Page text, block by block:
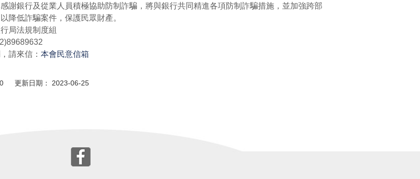
謝銀行及從業人員積極協助防制詐騙，將與銀行共同精進各項防制詐騙措施，並加強跨部
降低詐騙案件，保護民眾財產。
局法規制度組
請來信： 本會民意信箱
更新日期： 2023-06-25